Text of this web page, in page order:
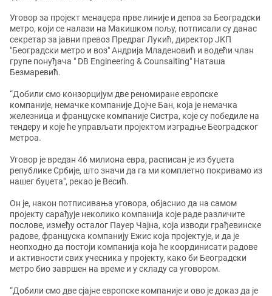
Уговор за пројект менаџера прве линије и депоа за Београдски
метро, који се налази на Макишком пољу, потписали су данас
секретар за јавни превоз Предраг Лукић, директор ЈКП
"Београдски метро и воз" Андрија Младеновић и водећи члан
групе понуђача " DB Engineering & Counsalting" Наташа
Безмаревић.
“Добили смо конзорцијум две реномиране европске
компаније, немачке компаније Дојче Бан, која је немачка
железница и француске компаније Систра, које су победиле на
тендеру и које ће управљати пројектом изградње Београдског
метроа.
Уговор је вредан 46 милиона евра, расписан је из буџета
републике Србије, што значи да га ми комплетно покривамо из
нашег буџета", рекао је Весић.
Он је, након потписивања уговора, објаснио да на самом
пројекту сарађује неколико компанија које раде различите
послове, између осталог Пауер Чајна, која изводи грађевинске
радове, француска компанију Ежис која пројектује, и да је
неопходно да постоји компанија која ће координисати радове
и активности свих учесника у пројекту, како би Београдски
метро био завршен на време и у складу са уговором.
“Добили смо две сјајне европске компаније и ово је доказ да је